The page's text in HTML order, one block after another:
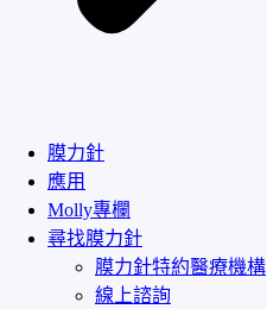
膜力針
應用
Molly專欄
尋找膜力針
膜力針特約醫療機構
線上諮詢